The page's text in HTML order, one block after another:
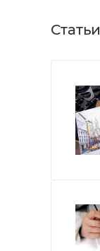
Статьи